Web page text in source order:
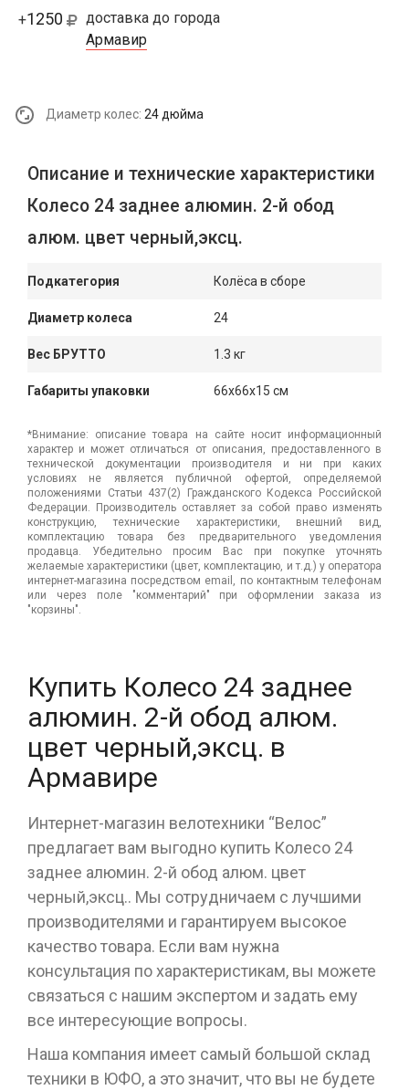
+1250
доставка до города
Армавир
Диаметр колес: 24 дюйма
Описание и технические характеристики
Колесо 24 заднее алюмин. 2-й обод
алюм. цвет черный,эксц.
Подкатегория Колёса в сборе
Диаметр колеса 24
Вес БРУТТО 1.3 кг
Габариты упаковки 66x66x15 см
*Внимание: описание товара на сайте носит информационный
характер и может отличаться от описания, предоставленного в
технической документации производителя и ни при каких
условиях не является публичной офертой, определяемой
положениями Статьи 437(2) Гражданского Кодекса Российской
Федерации. Производитель оставляет за собой право изменять
конструкцию, технические характеристики, внешний вид,
комплектацию товара без предварительного уведомления
продавца. Убедительно просим Вас при покупке уточнять
желаемые характеристики (цвет, комплектацию, и т.д.) у оператора
интернет-магазина посредством email, по контактным телефонам
или через поле "комментарий" при оформлении заказа из
"корзины".
Купить Колесо 24 заднее
алюмин. 2-й обод алюм.
цвет черный,эксц. в
Армавире
Интернет-магазин велотехники “Велос”
предлагает вам выгодно купить Колесо 24
заднее алюмин. 2-й обод алюм. цвет
черный,эксц.. Мы сотрудничаем с лучшими
производителями и гарантируем высокое
качество товара. Если вам нужна
консультация по характеристикам, вы можете
связаться с нашим экспертом и задать ему
все интересующие вопросы.
Наша компания имеет самый большой склад
техники в ЮФО, а это значит, что вы не будете